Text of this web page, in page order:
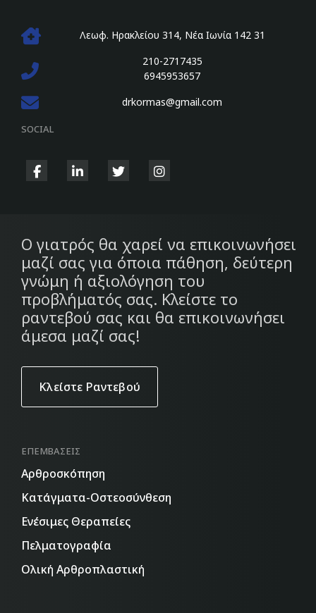
Λεωφ. Ηρακλείου 314, Νέα Ιωνία 142 31
210-2717435
6945953657
drkormas@gmail.com
SOCIAL
fab
fab
fab
fab
Ο γιατρός θα χαρεί να επικοινωνήσει
μαζί σας για όποια πάθηση, δεύτερη
γνώμη ή αξιολόγηση του
προβλήματός σας. Κλείστε το
ραντεβού σας και θα επικοινωνήσει
άμεσα μαζί σας!
Κλείστε Ραντεβού
ΕΠΕΜΒΆΣΕΙΣ
Aρθροσκόπηση
Κατάγματα-Οστεοσύνθεση
Ενέσιμες Θεραπείες
Πελματογραφία
Ολική Αρθροπλαστική